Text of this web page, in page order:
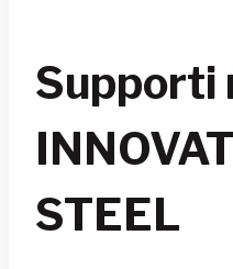
Supporti
STEEL